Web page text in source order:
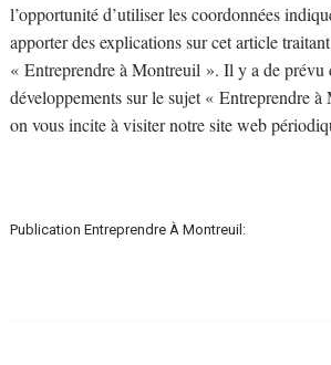
l’opportunité d’utiliser les coordonnées
apporter des explications sur cet article
« Entreprendre à Montreuil ». Il y a de prévu
développements sur le sujet « Entreprendre
on vous incite à visiter notre site web
Publication Entreprendre À Montreuil: